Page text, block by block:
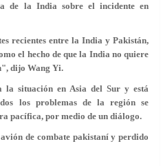
de la India sobre el incidente en
recientes entre la India y Pakistán,
el hecho de que la India no quiere
dijo Wang Yi.
la situación en Asia del Sur y está
los problemas de la región se
pacífica, por medio de un diálogo.
de combate pakistaní y perdido